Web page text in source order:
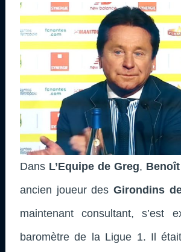
Dans L’Equipe de Greg,
ancien joueur des Girondins
maintenant consultant,s’est
baromètre de la Ligue 1. Il